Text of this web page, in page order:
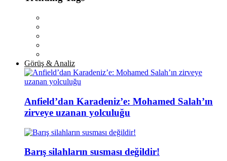
Görüş & Analiz
Anfield’dan Karadeniz’e: Mohamed Salah’ın
zirveye uzanan yolculuğu
Barış silahların susması değildir!